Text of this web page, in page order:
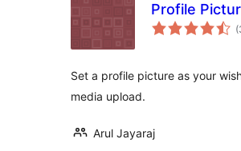
Profile
Set a profile picture as your
media upload.
Arul Jayaraj